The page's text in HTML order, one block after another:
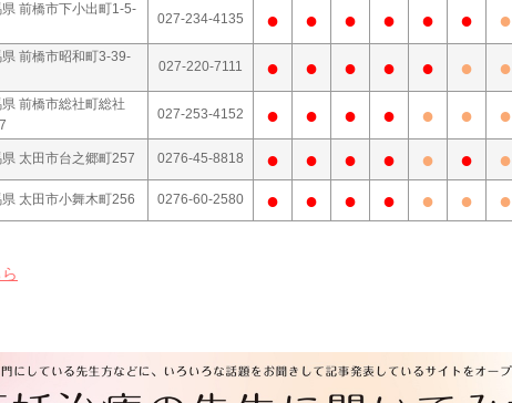
前橋市下小出町1-5-
027-234-4135 ● ● ● ● ● ● ●
前橋市昭和町3-39-
027-220-7111 ● ● ● ● ● ● ●
前橋市総社町総社
027-253-4152 ● ● ● ● ● ● ●
太田市台之郷町257 0276-45-8818 ● ● ● ● ● ● ●
太田市小舞木町256 0276-60-2580 ● ● ● ● ● ● ●